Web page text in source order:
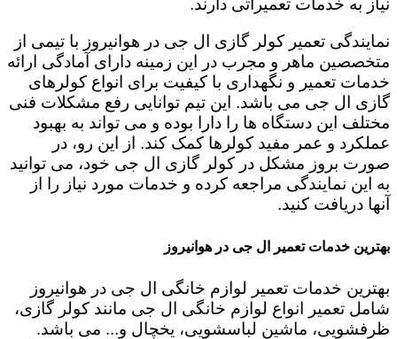
نیاز به خدمات تعمیراتی دارند.
نمایندگی تعمیر کولر گازی ال جی در هوانیروز با تیمی از
متخصصین ماهر و مجرب در این زمینه دارای آمادگی ارائه
خدمات تعمیر و نگهداری با کیفیت برای انواع کولرهای
گازی ال جی می باشد. این تیم توانایی رفع مشکلات فنی
مختلف این دستگاه ها را دارا بوده و می تواند به بهبود
عملکرد و عمر مفید کولرها کمک کند. از این رو، در
صورت بروز مشکل در کولر گازی ال جی خود، می توانید
به این نمایندگی مراجعه کرده و خدمات مورد نیاز را از
آنها دریافت کنید.
بهترین خدمات تعمیر ال جی در هوانیروز
بهترین خدمات تعمیر لوازم خانگی ال جی در هوانیروز
شامل تعمیر انواع لوازم خانگی ال جی مانند کولر گازی،
ظرفشویی، ماشین لباسشویی، یخچال و... می باشد.